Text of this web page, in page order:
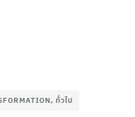
, ทั่วไป